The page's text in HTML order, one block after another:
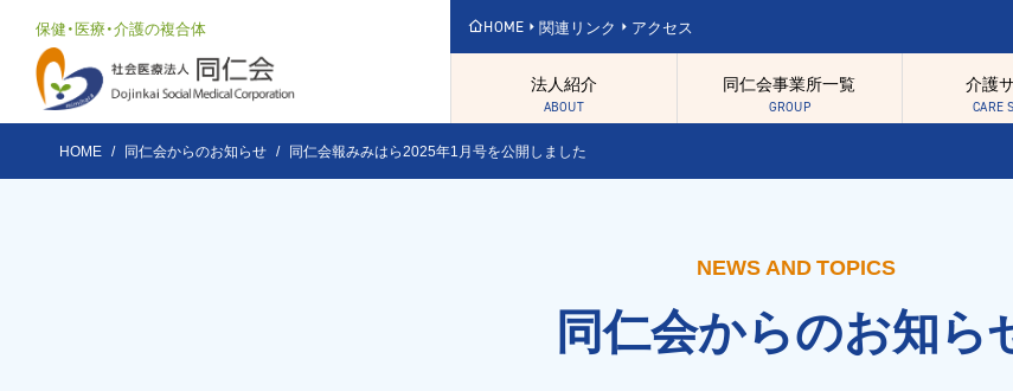
保健・医療・介護の複合体 HOME 関連リンク アクセス
法人紹介
ABOUT
同仁会事業所一覧
GROUP
介護
CARE
HOME 同仁会からのお知らせ 同仁会報みみはら2025年1月号を公開しました
NEWS AND TOPICS
同仁会からのお知ら